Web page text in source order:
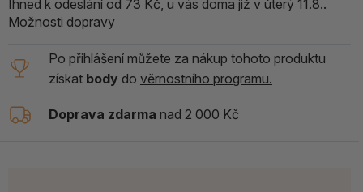
Ihned k odeslání od 73 Kč, u vás doma již v úterý 11.8..
Možnosti dopravy
Po přihlášení můžete za nákup tohoto produktu
získat body do věrnostního programu.
Doprava zdarma nad 2 000 Kč